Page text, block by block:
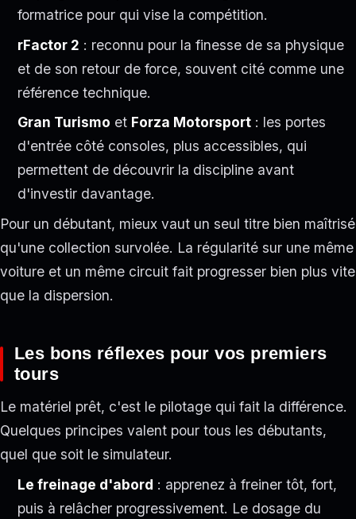
formatrice pour qui vise la compétition.
rFactor 2 : reconnu pour la finesse de sa physique
et de son retour de force, souvent cité comme une
référence technique.
Gran Turismo et Forza Motorsport : les portes
d'entrée côté consoles, plus accessibles, qui
permettent de découvrir la discipline avant
d'investir davantage.
Pour un débutant, mieux vaut un seul titre bien maîtrisé
qu'une collection survolée. La régularité sur une même
voiture et un même circuit fait progresser bien plus vite
que la dispersion.
Les bons réflexes pour vos premiers
tours
Le matériel prêt, c'est le pilotage qui fait la différence.
Quelques principes valent pour tous les débutants,
quel que soit le simulateur.
Le freinage d'abord : apprenez à freiner tôt, fort,
puis à relâcher progressivement. Le dosage du